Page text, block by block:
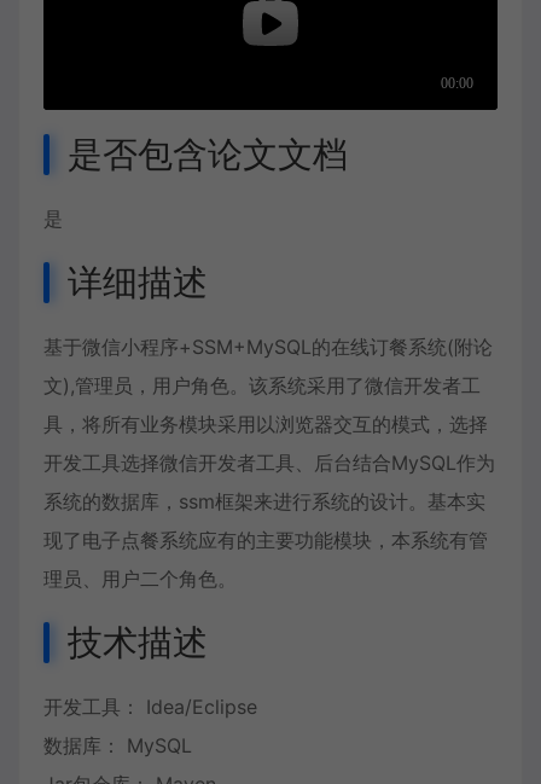
是否包含论文文档
是
详细描述
基于微信小程序+SSM+MySQL的在线订餐系统(附论
文),管理员，用户角色。该系统采用了微信开发者工
具，将所有业务模块采用以浏览器交互的模式，选择
开发工具选择微信开发者工具、后台结合MySQL作为
系统的数据库，ssm框架来进行系统的设计。基本实
现了电子点餐系统应有的主要功能模块，本系统有管
理员、用户二个角色。
技术描述
开发工具： Idea/Eclipse
数据库： MySQL